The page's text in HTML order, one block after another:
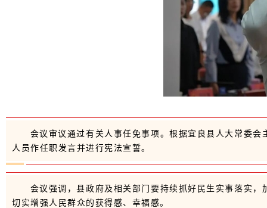
会议审议通过有关人事任免事项。根据宜良县人大常委
人员作任职发言并进行宪法宣誓。
会议强调，县政府及相关部门要持续抓好民生实事落实
切实增强人民群众的获得感、幸福感。